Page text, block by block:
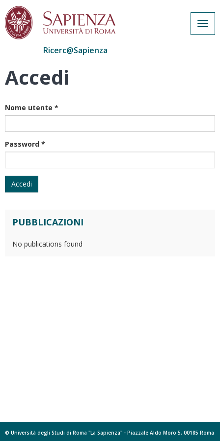
Salta
Ricerc@Sapienza
Accedi
Nome utente *
Password *
Accedi
PUBBLICAZIONI
No publications found
© Università degli Studi di Roma "La Sapienza" - Piazzale Aldo Moro 5, 00185 Roma